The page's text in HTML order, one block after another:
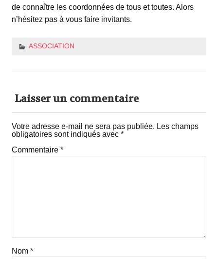
de connaître les coordonnées de tous et toutes. Alors
n’hésitez pas à vous faire invitants.
ASSOCIATION
Laisser un commentaire
Votre adresse e-mail ne sera pas publiée. Les champs
obligatoires sont indiqués avec *
Commentaire *
Nom *